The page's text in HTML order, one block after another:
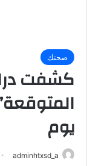
صحتك
كشفت
يوم
adminhtxsd_a